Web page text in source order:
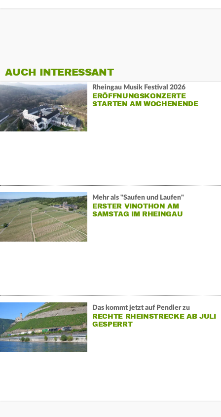
AUCH INTERESSANT
Rheingau Musik Festival 2026
ERÖFFNUNGSKONZERTE
STARTEN AM WOCHENENDE
Mehr als "Saufen und Laufen"
ERSTER VINOTHON AM
SAMSTAG IM RHEINGAU
Das kommt jetzt auf Pendler zu
RECHTE RHEINSTRECKE AB JULI
GESPERRT